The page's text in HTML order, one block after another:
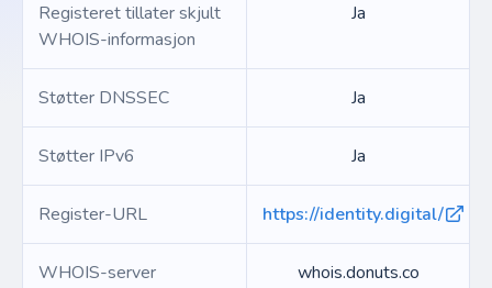
Registeret tillater skjult
WHOIS-informasjon
Ja
Støtter DNSSEC Ja
Støtter IPv6 Ja
Register-URL https://identity.digital/
WHOIS-server whois.donuts.co